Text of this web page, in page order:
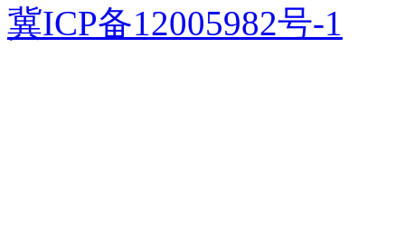
冀ICP备12005982号-1